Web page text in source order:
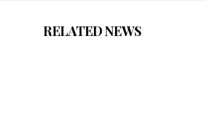
RELATED NEWS